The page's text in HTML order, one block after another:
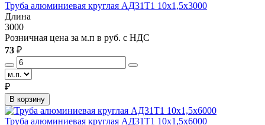
Труба алюминиевая круглая АД31Т1 10х1,5х3000
Длина
3000
Розничная цена за м.п в руб. с НДС
73 ₽
₽
В корзину
Труба алюминиевая круглая АД31Т1 10х1,5х6000